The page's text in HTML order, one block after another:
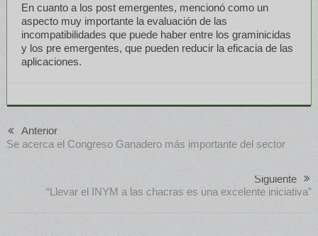
En cuanto a los post emergentes, mencionó como un
aspecto muy importante la evaluación de las
incompatibilidades que puede haber entre los graminicidas
y los pre emergentes, que pueden reducir la eficacia de las
aplicaciones.
Anterior
Se acerca el Congreso Ganadero más importante del sector
Siguiente
“Llevar el INYM a las chacras es una excelente iniciativa”